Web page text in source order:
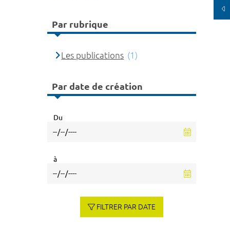
Par rubrique
Les publications (1)
Par date de création
Du
à
FILTRER PAR DATE